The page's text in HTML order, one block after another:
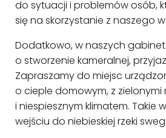
do sytuacji i problemów osób,
się na skorzystanie z naszego
Dodatkowo, w naszych
o stworzenie kameralnej,
Zapraszamy do miejsc
o cieple domowym, z zielonymi
i niespiesznym klimatem. Takie
wejściu do niebieskiej rzeki